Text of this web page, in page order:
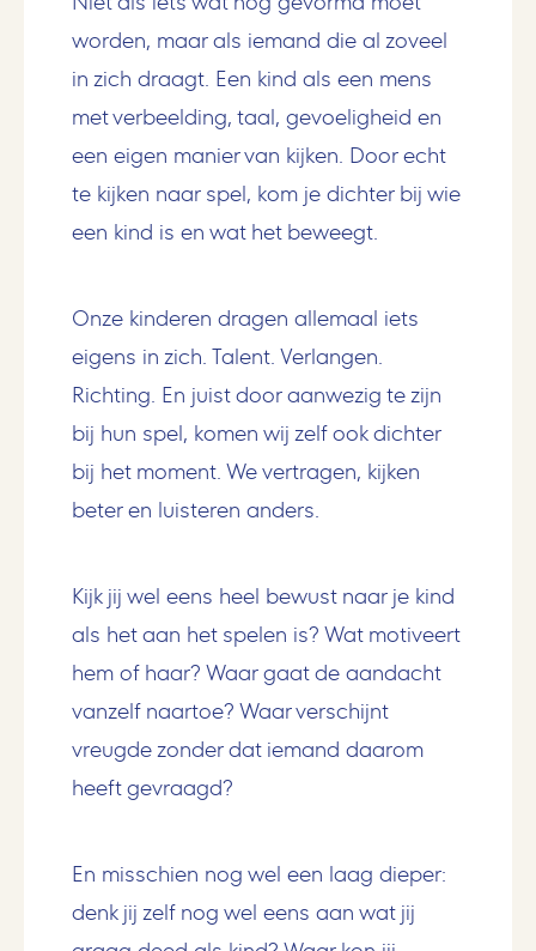
worden, maar als iemand die al zoveel
in zich draagt. Een kind als een mens
met verbeelding, taal, gevoeligheid en
een eigen manier van kijken. Door echt
te kijken naar spel, kom je dichter bij wie
een kind is en wat het beweegt.
Onze kinderen dragen allemaal iets
eigens in zich. Talent. Verlangen.
Richting. En juist door aanwezig te zijn
bij hun spel, komen wij zelf ook dichter
bij het moment. We vertragen, kijken
beter en luisteren anders.
Kijk jij wel eens heel bewust naar je kind
als het aan het spelen is? Wat motiveert
hem of haar? Waar gaat de aandacht
vanzelf naartoe? Waar verschijnt
vreugde zonder dat iemand daarom
heeft gevraagd?
En misschien nog wel een laag dieper:
denk jij zelf nog wel eens aan wat jij